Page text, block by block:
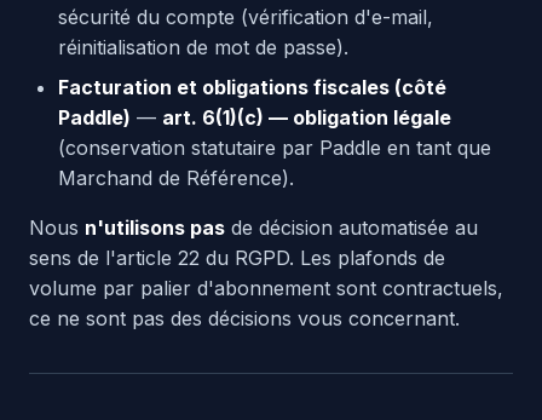
sécurité du compte (vérification d'e-mail,
réinitialisation de mot de passe).
Facturation et obligations fiscales (côté
Paddle) — art. 6(1)(c) — obligation légale
(conservation statutaire par Paddle en tant que
Marchand de Référence).
Nous n'utilisons pas de décision automatisée au
sens de l'article 22 du RGPD. Les plafonds de
volume par palier d'abonnement sont contractuels,
ce ne sont pas des décisions vous concernant.